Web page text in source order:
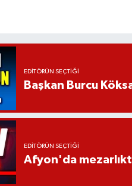
EDITÖRÜN SEÇTIĞI
Başkan Burcu
EDITÖRÜN SEÇTIĞI
Afyon'da